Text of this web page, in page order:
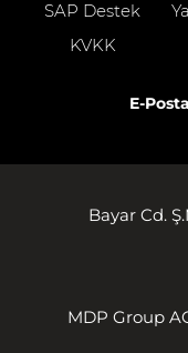
SAP Destek
KVKK
E-
Bayar Cd.
MDP Group